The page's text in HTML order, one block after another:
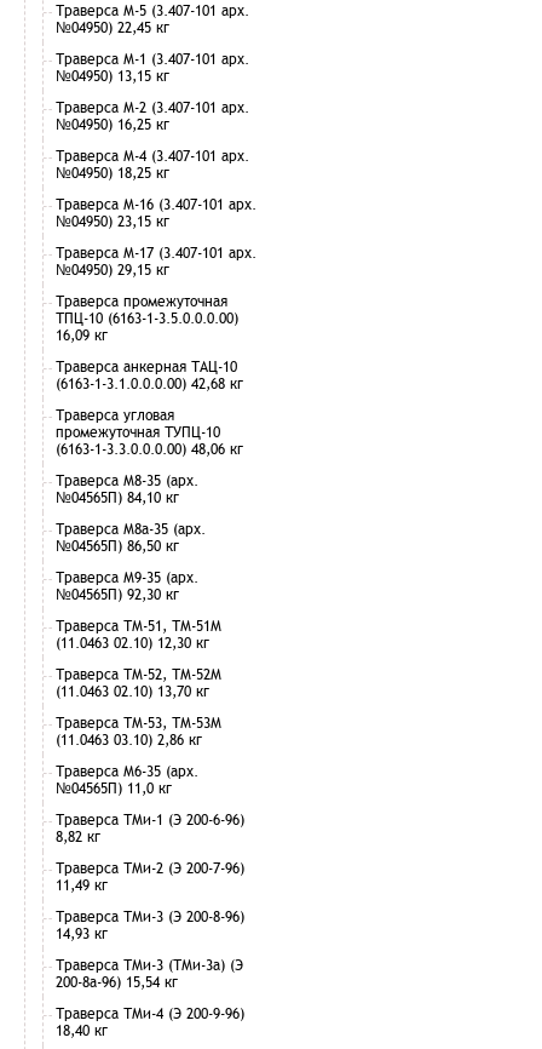
Траверса М-5 (3.407-101 арх.
№04950) 22,45 кг
Траверса М-1 (3.407-101 арх.
№04950) 13,15 кг
Траверса М-2 (3.407-101 арх.
№04950) 16,25 кг
Траверса М-4 (3.407-101 арх.
№04950) 18,25 кг
Траверса М-16 (3.407-101 арх.
№04950) 23,15 кг
Траверса М-17 (3.407-101 арх.
№04950) 29,15 кг
Траверса промежуточная
ТПЦ-10 (6163-1-3.5.0.0.0.00)
16,09 кг
Траверса анкерная ТАЦ-10
(6163-1-3.1.0.0.0.00) 42,68 кг
Траверса угловая
промежуточная ТУПЦ-10
(6163-1-3.3.0.0.0.00) 48,06 кг
Траверса М8-35 (арх.
№04565П) 84,10 кг
Траверса М8а-35 (арх.
№04565П) 86,50 кг
Траверса М9-35 (арх.
№04565П) 92,30 кг
Траверса ТМ-51, ТМ-51М
(11.0463 02.10) 12,30 кг
Траверса ТМ-52, ТМ-52М
(11.0463 02.10) 13,70 кг
Траверса ТМ-53, ТМ-53М
(11.0463 03.10) 2,86 кг
Траверса М6-35 (арх.
№04565П) 11,0 кг
Траверса ТМи-1 (Э 200-6-96)
8,82 кг
Траверса ТМи-2 (Э 200-7-96)
11,49 кг
Траверса ТМи-3 (Э 200-8-96)
14,93 кг
Траверса ТМи-3 (ТМи-3а) (Э
200-8а-96) 15,54 кг
Траверса ТМи-4 (Э 200-9-96)
18,40 кг